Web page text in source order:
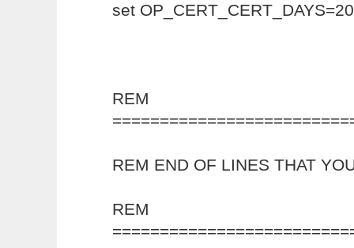
set
REM
REM END OF LINES THAT
REM